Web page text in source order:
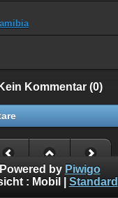
Kein Kommentar (0)
Powered by Piwigo
: Mobil Standard